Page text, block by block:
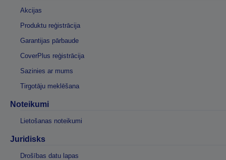
Akcijas
Produktu reģistrācija
Garantijas pārbaude
CoverPlus reģistrācija
Sazinies ar mums
Tirgotāju meklēšana
Noteikumi
Lietošanas noteikumi
Juridisks
Drošības datu lapas